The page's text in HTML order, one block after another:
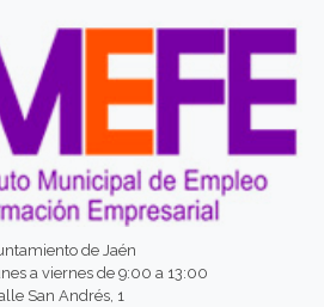
de Jaén
a viernes de 9:00 a 13:00
San Andrés, 1